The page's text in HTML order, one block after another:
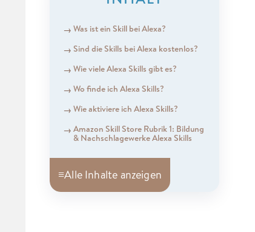
Was ist ein Skill bei Alexa?
Sind die Skills bei Alexa kostenlos?
Wie viele Alexa Skills gibt es?
Wo finde ich Alexa Skills?
Wie aktiviere ich Alexa Skills?
Amazon Skill Store Rubrik 1: Bildung
& Nachschlagewerke Alexa Skills
≡Alle Inhalte anzeigen